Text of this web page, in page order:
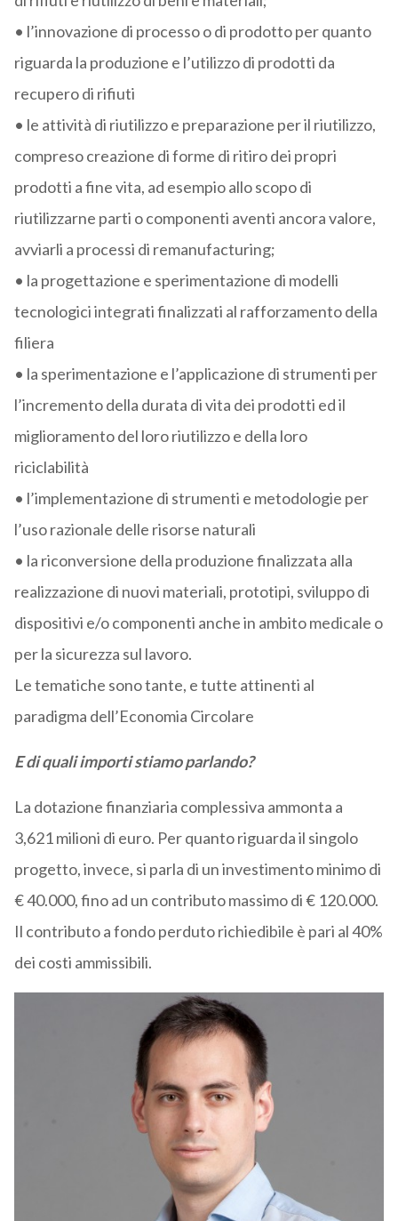
• l’innovazione di processo o di prodotto per quanto
riguarda la produzione e l’utilizzo di prodotti da
recupero di rifiuti
• le attività di riutilizzo e preparazione per il riutilizzo,
compreso creazione di forme di ritiro dei propri
prodotti a fine vita, ad esempio allo scopo di
riutilizzarne parti o componenti aventi ancora valore,
avviarli a processi di remanufacturing;
• la progettazione e sperimentazione di modelli
tecnologici integrati finalizzati al rafforzamento della
filiera
• la sperimentazione e l’applicazione di strumenti per
l’incremento della durata di vita dei prodotti ed il
miglioramento del loro riutilizzo e della loro
riciclabilità
• l’implementazione di strumenti e metodologie per
l’uso razionale delle risorse naturali
• la riconversione della produzione finalizzata alla
realizzazione di nuovi materiali, prototipi, sviluppo di
dispositivi e/o componenti anche in ambito medicale o
per la sicurezza sul lavoro.
Le tematiche sono tante, e tutte attinenti al
paradigma dell’Economia Circolare
E di quali importi stiamo parlando?
La dotazione finanziaria complessiva ammonta a
3,621 milioni di euro. Per quanto riguarda il singolo
progetto, invece, si parla di un investimento minimo di
€ 40.000, fino ad un contributo massimo di € 120.000.
Il contributo a fondo perduto richiedibile è pari al 40%
dei costi ammissibili.